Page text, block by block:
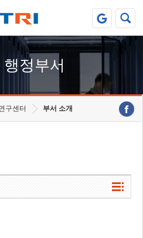
정부서
구센터 부서 소개